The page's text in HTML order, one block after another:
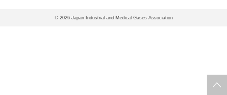
© 2026 Japan Industrial and Medical Gases Association